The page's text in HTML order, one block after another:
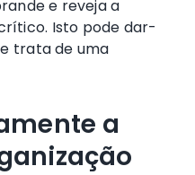
e reveja a
Isto pode dar-
trata de uma
a